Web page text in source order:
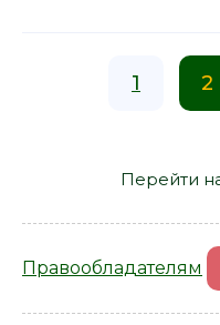
1 2
Перейти
Правообладателям